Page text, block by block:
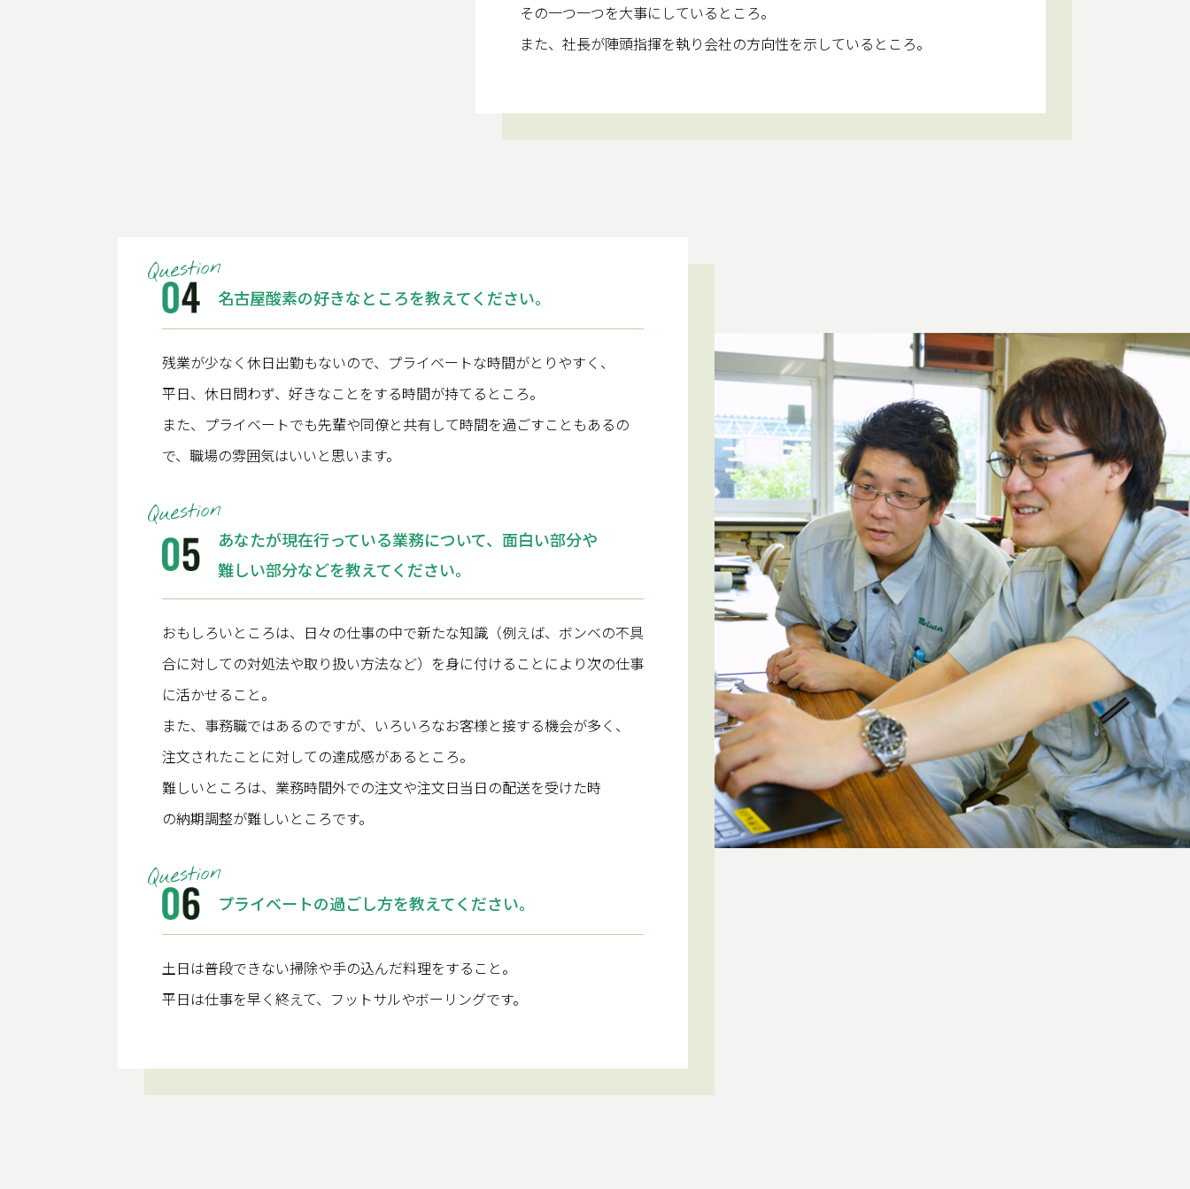
その一つ一つを大事にしているところ。
また、社長が陣頭指揮を執り会社の方向性を示しているところ。
名古屋酸素の好きなところを教えてください。
残業が少なく休日出勤もないので、プライベートな時間がとりやすく、
平日、休日問わず、好きなことをする時間が持てるところ。
また、プライベートでも先輩や同僚と共有して時間を過ごすこともあるの
で、職場の雰囲気はいいと思います。
あなたが現在行っている業務について、面白い部分や
難しい部分などを教えてください。
おもしろいところは、日々の仕事の中で新たな知識（例えば、ボンベの不具
合に対しての対処法や取り扱い方法など）を身に付けることにより次の仕事
に活かせること。
また、事務職ではあるのですが、いろいろなお客様と接する機会が多く、
注文されたことに対しての達成感があるところ。
難しいところは、業務時間外での注文や注文日当日の配送を受けた時
の納期調整が難しいところです。
プライベートの過ごし方を教えてください。
土日は普段できない掃除や手の込んだ料理をすること。
平日は仕事を早く終えて、フットサルやボーリングです。